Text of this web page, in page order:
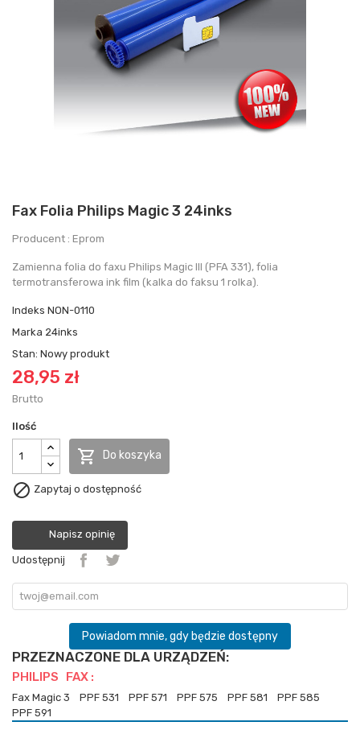
Fax Folia Philips Magic 3 24inks
Producent : Eprom
Zamienna folia do faxu Philips Magic III (PFA 331), folia
termotransferowa ink film (kalka do faksu 1 rolka).
Indeks NON-0110
Marka 24inks
Stan: Nowy produkt
28,95 zł
Brutto
Ilość
 Do koszyka
 Zapytaj o dostępność
Napisz opinię
Udostępnij
Powiadom mnie, gdy będzie dostępny
PRZEZNACZONE DLA URZĄDZEŃ:
PHILIPS FAX :
Fax Magic 3 PPF 531 PPF 571 PPF 575 PPF 581
PPF 585
PPF 591